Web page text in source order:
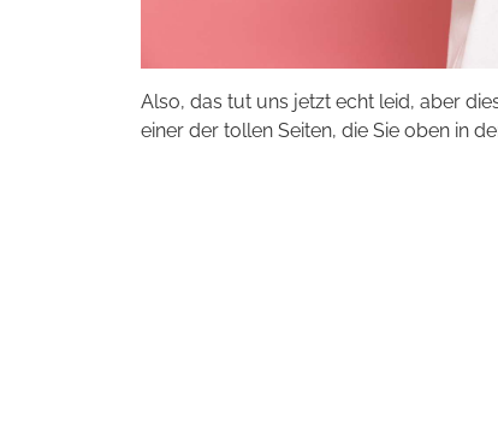
Also, das tut uns jetzt echt leid, aber
einer der tollen Seiten, die Sie oben in